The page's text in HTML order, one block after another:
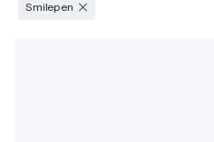
Smilepen